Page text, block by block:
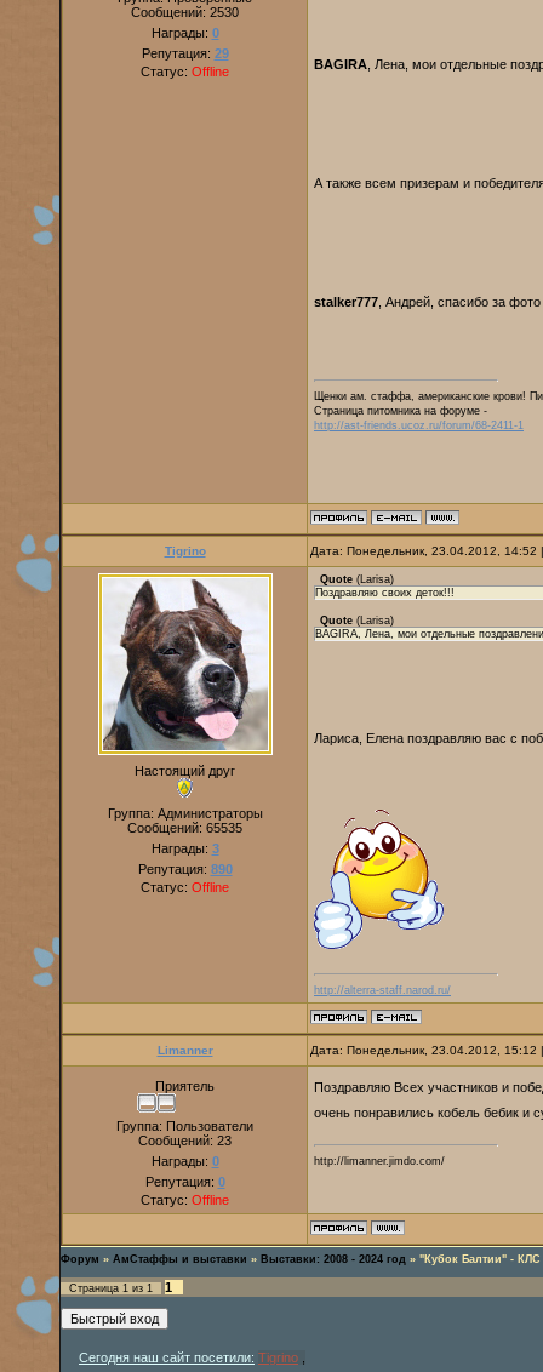
Сообщений: 2530
Награды: 0
Репутация: 29
Статус: Offline
BAGIRA , Лена, мои отдельные
А также всем призерам и
stalker777 , Андрей, спасибо за фото
Щенки ам. стаффа, американские крови!
Страница питомника на форуме -
http://ast-friends.ucoz.ru/forum/68-2411-1
Tigrino Дата: Понедельник, 23.04.2012,
Настоящий друг
Группа: Администраторы
Сообщений: 65535
Награды: 3
Репутация: 890
Статус: Offline
Quote (Larisa)
Поздравляю своих деток!!!
Quote (Larisa)
BAGIRA, Лена, мои отдельные
Лариса, Елена поздравляю вас с
http://alterra-staff.narod.ru/
Limanner Дата: Понедельник, 23.04.2012,
Приятель
Группа: Пользователи
Сообщений: 23
Награды: 0
Репутация: 0
Статус: Offline
Поздравляю Всех участников и
очень понравились кобель бебик и
http://limanner.jimdo.com/
Форум » АмСтаффы и выставки » Выставки: 2008 - 2024 год » "Кубок Балтии" -
Страница 1 из 1 1
Сегодня наш сайт посетили: Tigrino